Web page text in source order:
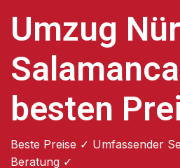
Umzug
besten
Beste Preise ✓ Umfassender
Beratung ✓